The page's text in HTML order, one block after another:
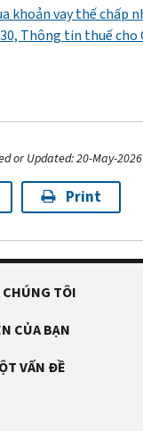
khoản vay thế chấp
Thông tin thuế cho
or Updated: 20-May-2026
Print
CHÚNG TÔI
CỦA BẠN
VẤN ĐỀ